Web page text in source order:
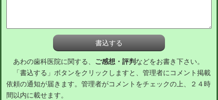
あわの歯科医院に関する、 ご感想・評判 などをお書き下さい。
「書込する」ボタンをクリックしますと、管理者にコメント掲載
依頼の通知が届きます。管理者がコメントをチェックの上、２４時
間以内に載せます。